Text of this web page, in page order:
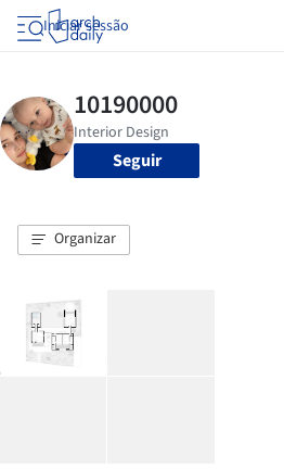
Iniciar sessão
Seguir
Organizar